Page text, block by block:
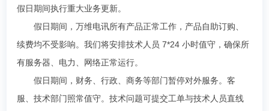
假日期间执行重大业务更新。
假日期间，万维电讯所有产品正常工作，产品自助订购、
续费均不受影响。我们将安排技术人员 7*24 小时值守，确保所
有服务器、电力、网络正常运行。
假日期间，财务、行政、商务等部门暂停对外服务。客
服、技术部门照常值守。技术问题可提交工单与技术人员直线